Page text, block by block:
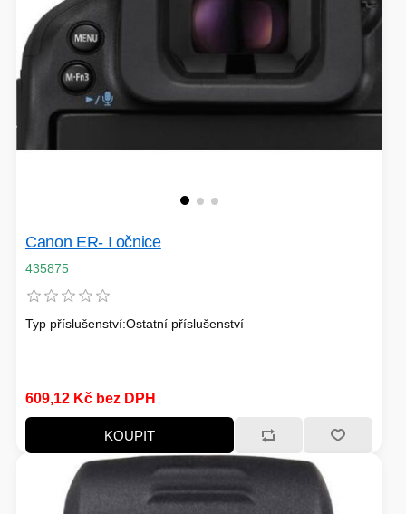
Canon ER- I očnice
435875
Typ příslušenství:Ostatní příslušenství
609,12 Kč bez DPH
KOUPIT